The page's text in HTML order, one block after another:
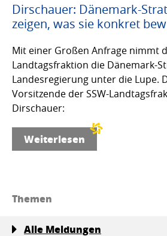
Dirschauer: Dänemark-
zeigen, was sie konkret
Mit einer Großen Anfrage nimmt
Landtagsfraktion die Dänemark-
Landesregierung unter die Lupe.
Vorsitzende der SSW-
Dirschauer:
Weiterlesen
Themen
Alle Meldungen